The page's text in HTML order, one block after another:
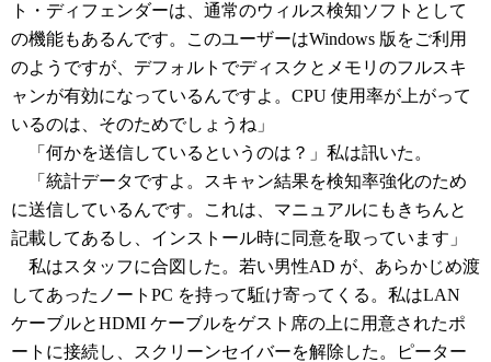
ト・ディフェンダーは、通常のウィルス検知ソフトとして
の機能もあるんです。このユーザーはWindows 版をご利用
のようですが、デフォルトでディスクとメモリのフルスキ
ャンが有効になっているんですよ。CPU 使用率が上がって
いるのは、そのためでしょうね」
「何かを送信しているというのは？」私は訊いた。
「統計データですよ。スキャン結果を検知率強化のため
に送信しているんです。これは、マニュアルにもきちんと
記載してあるし、インストール時に同意を取っています」
私はスタッフに合図した。若い男性AD が、あらかじめ渡
してあったノートPC を持って駈け寄ってくる。私はLAN
ケーブルとHDMI ケーブルをゲスト席の上に用意されたポ
ートに接続し、スクリーンセイバーを解除した。ピーター